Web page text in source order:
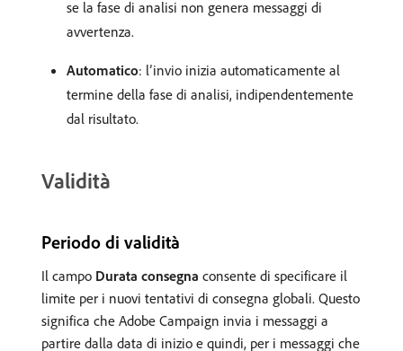
se la fase di analisi non genera messaggi di
avvertenza.
Automatico: l’invio inizia automaticamente al
termine della fase di analisi, indipendentemente
dal risultato.
Validità
Periodo di validità
Il campo Durata consegna consente di specificare il
limite per i nuovi tentativi di consegna globali. Questo
significa che Adobe Campaign invia i messaggi a
partire dalla data di inizio e quindi, per i messaggi che